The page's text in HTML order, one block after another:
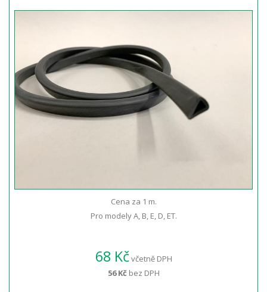
Cena za 1 m.
Pro modely A, B, E, D, ET.
68 Kčvčetně DPH
56 Kčbez DPH